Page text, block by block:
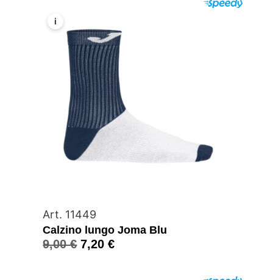
i
Art. 11449
Calzino lungo Joma Blu
9,00€ 7,20€